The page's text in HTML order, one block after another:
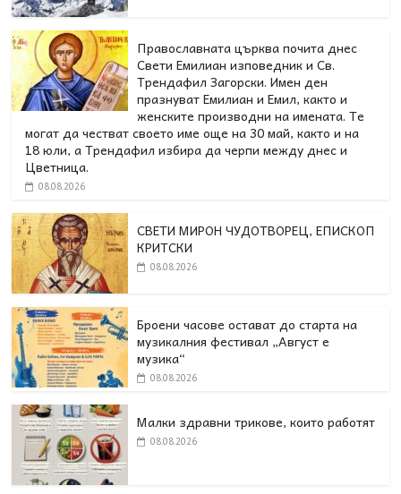
Православната църква почита днес
Свети Емилиан изповедник и Св.
Трендафил Загорски. Имен ден
празнуват Емилиан и Емил, както и
женските производни на имената. Те
могат да честват своето име още на 30 май, както и на
18 юли, а Трендафил избира да черпи между днес и
Цветница.
08.08.2026
СВЕТИ МИРОН ЧУДОТВОРЕЦ, ЕПИСКОП
КРИТСКИ
08.08.2026
Броени часове остават до старта на
музикалния фестивал „Август е
музика“
08.08.2026
Малки здравни трикове, които работят
08.08.2026